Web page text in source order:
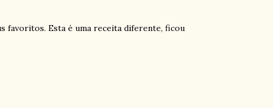
favoritos. Esta é uma receita diferente, ficou